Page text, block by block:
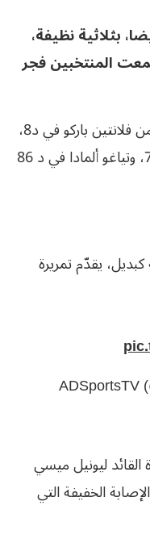
بثلاثية نظيفة،
المنتخبين فجر
وسجل ثلاثية منتخب “التانغو”، كل من فلانتين باركو في د8،
وليونيل ميسي من ركلة جزاء في د72، وتياغو ألمادا في د 86
يقدّم تمريرة
القائد ليونيل ميسي
الخفيفة التي